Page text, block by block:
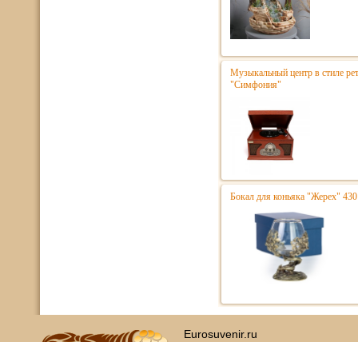
Музыкальный центр в стиле
"Симфония"
Бокал для коньяка "Жерех"
Eurosuvenir.ru